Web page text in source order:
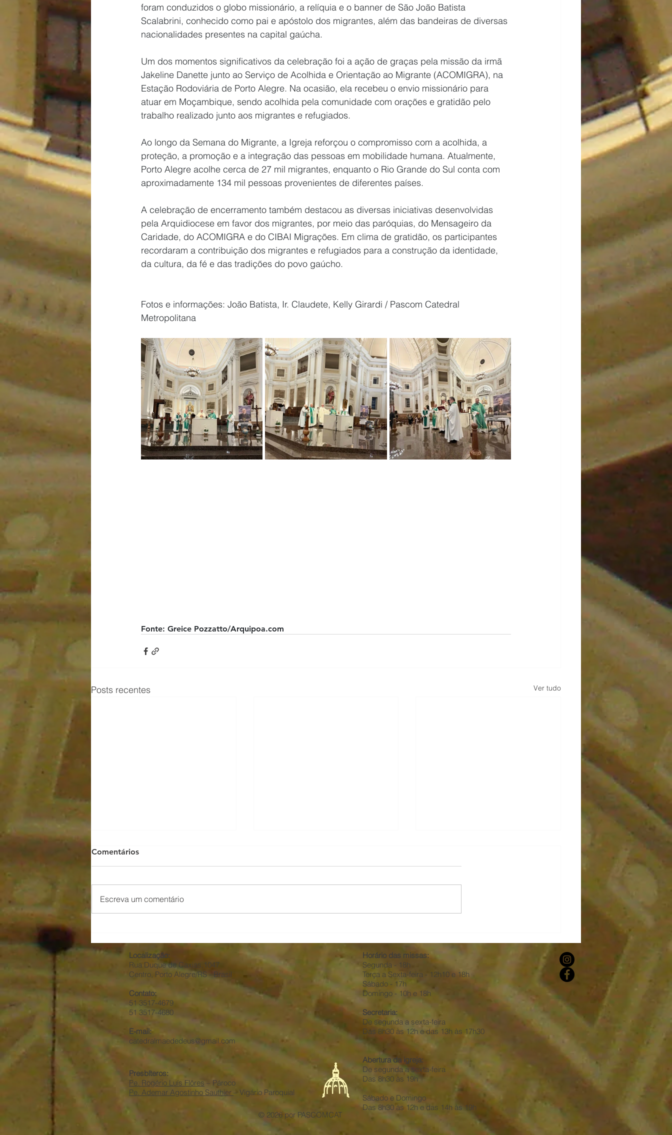
foram conduzidos o globo missionário, a relíquia e o banner de São João Batista
Scalabrini, conhecido como pai e apóstolo dos migrantes, além das bandeiras de diversas
nacionalidades presentes na capital gaúcha.
Um dos momentos significativos da celebração foi a ação de graças pela missão da irmã
Jakeline Danette junto ao Serviço de Acolhida e Orientação ao Migrante (ACOMIGRA), na
Estação Rodoviária de Porto Alegre. Na ocasião, ela recebeu o envio missionário para
atuar em Moçambique, sendo acolhida pela comunidade com orações e gratidão pelo
trabalho realizado junto aos migrantes e refugiados.
Ao longo da Semana do Migrante, a Igreja reforçou o compromisso com a acolhida, a
proteção, a promoção e a integração das pessoas em mobilidade humana. Atualmente,
Porto Alegre acolhe cerca de 27 mil migrantes, enquanto o Rio Grande do Sul conta com
aproximadamente 134 mil pessoas provenientes de diferentes países.
A celebração de encerramento também destacou as diversas iniciativas desenvolvidas
pela Arquidiocese em favor dos migrantes, por meio das paróquias, do Mensageiro da
Caridade, do ACOMIGRA e do CIBAI Migrações. Em clima de gratidão, os participantes
recordaram a contribuição dos migrantes e refugiados para a construção da identidade,
da cultura, da fé e das tradições do povo gaúcho.
Fotos e informações: João Batista, Ir. Claudete, Kelly Girardi / Pascom Catedral
Metropolitana
Fonte: Greice Pozzatto/Arquipoa.com
Posts recentes Ver tudo
Estudo Bíblico
Social
Convida
Comentários
Escreva um comentário
Localização:
Rua Duque de Caxias,1047
Centro, Porto Alegre/RS - Brasil
Contato:
51 3517-4679
51 3517-4680
E-mail:
catedralmaededeus@gmail.com
Presbíteros:
Pe. Rogério Luís Flôres – Pároco
Pe. Ademar Agostinho Sauthier
– Vigário Paroquial
Horário das missas:
Segunda - 18h
Terça a Sexta-feira - 12h10 e 18h
Sábado - 17h
Domingo - 10h e 18h
Secretaria:
De segunda a sexta-feira
Das 8h30 às 12h e das 13h às 17h30
Abertura da igreja:
De segunda a sexta-feira
Das 8h30 às 19h
Sábado e Domingo
Das 8h30 às 12h e das 14h às 19h
© 2026 por PASCOMCAT